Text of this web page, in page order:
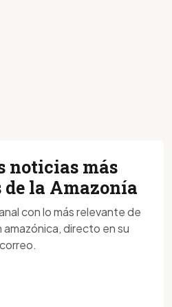
noticias más
la Amazonía
con lo más relevante de
amazónica, directo en su
correo.